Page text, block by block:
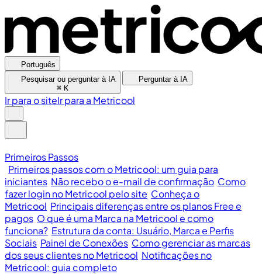
Português
Pesquisar ou perguntar à IA
⌘ K
Perguntar à IA
Ir para o siteIr para a Metricool
Primeiros Passos
Primeiros passos com o Metricool: um guia para
iniciantes Não recebo o e-mail de confirmação Como
fazer login no Metricool pelo site Conheça o
Metricool Principais diferenças entre os planos Free e
pagos O que é uma Marca na Metricool e como
funciona? Estrutura da conta: Usuário, Marca e Perfis
Sociais Painel de Conexões Como gerenciar as marcas
dos seus clientes no Metricool Notificações no
Metricool: guia completo